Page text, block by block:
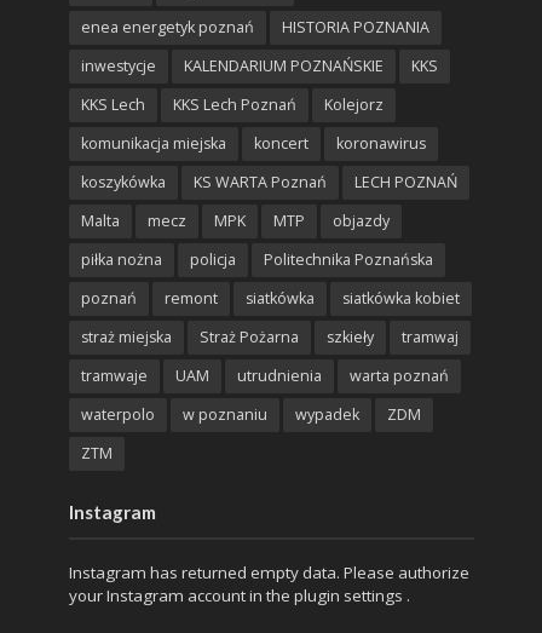
enea energetyk poznań
HISTORIA POZNANIA
inwestycje
KALENDARIUM POZNAŃSKIE
KKS
KKS Lech
KKS Lech Poznań
Kolejorz
komunikacja miejska
koncert
koronawirus
koszykówka
KS WARTA Poznań
LECH POZNAŃ
Malta
mecz MPK MTP
objazdy
piłka nożna
policja
Politechnika Poznańska
poznań
remont siatkówka
siatkówka kobiet
straż miejska
Straż Pożarna szkieły
tramwaj
tramwaje
UAM utrudnienia
warta poznań
waterpolo
w poznaniu wypadek
ZDM
ZTM
Instagram
Instagram has returned empty data. Please authorize
your Instagram account in the plugin settings .